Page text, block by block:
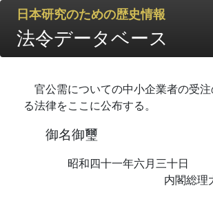
日本研究のための歴史情報
法令データベース
官公需についての中小企業者の受
る法律をここに公布する。
御名御璽
昭和四十一年六月三十日
内閣総